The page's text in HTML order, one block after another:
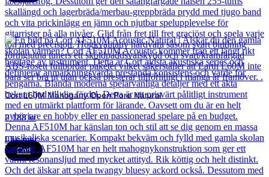
Cort L60M Mahogany Open Pore Natural
2 188kr
Läs mer
Cort